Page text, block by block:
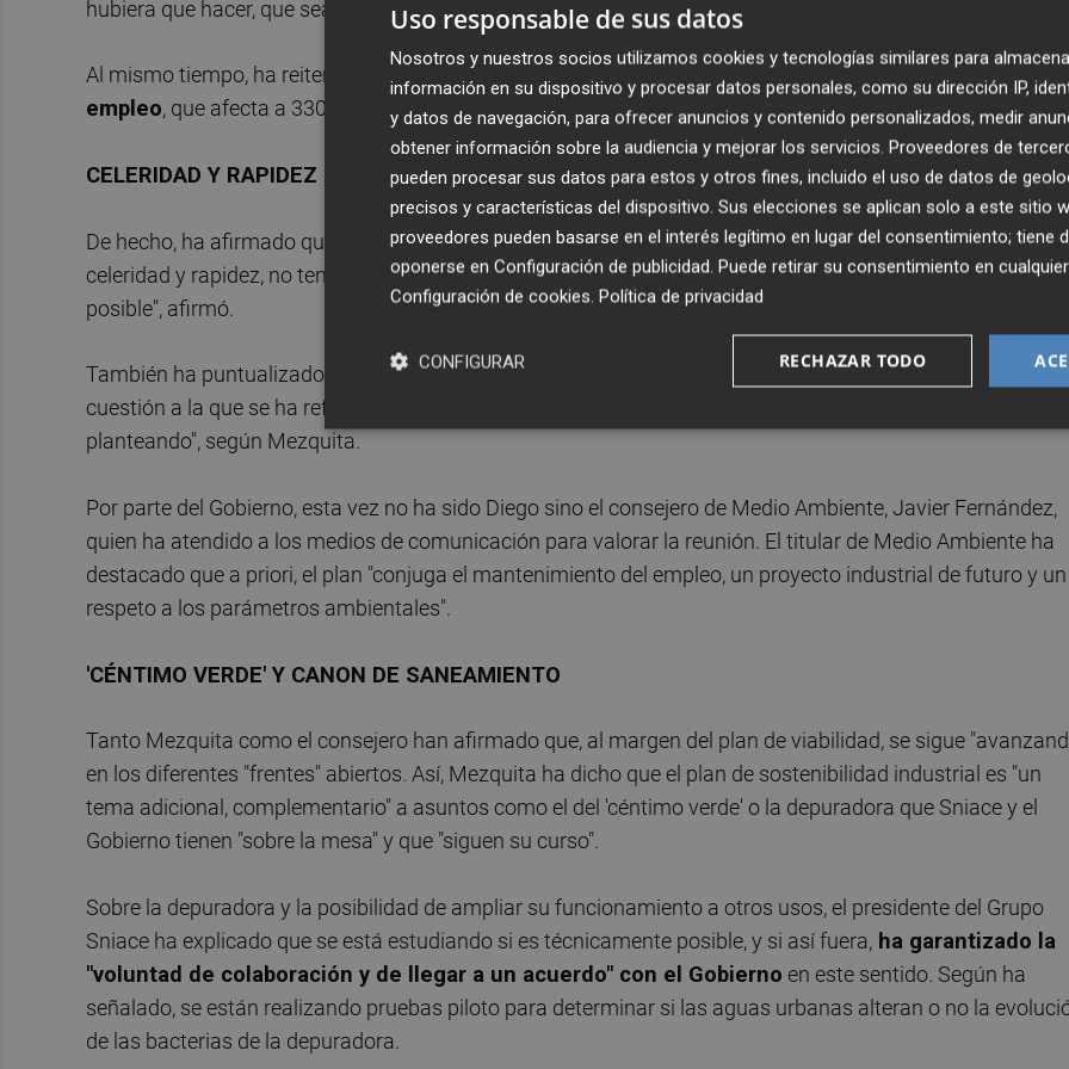
hubiera que hacer, que sea el menor posible".
Al mismo tiempo, ha reiterado su intención de
no agotar los plazos del expediente de regulación de
empleo, que afecta a 330 trabajadores durante seis meses y acaba en julio.
CELERIDAD Y RAPIDEZ
De hecho, ha afirmado que su prioridad es acortar los plazos lo máximo posible. "Estamos trabajando con
celeridad y rapidez, no tenemos un plazo fijo pero estamos intentado por todos los medios que sea el
posible", afirmó.
También ha puntualizado que Sniace "no tiene ninguna intención" de especular con los terrenos, una
cuestión a la que se ha referido el alcalde de Torrelavega, Ildefonso Calderón, y que Sniace "no se está
planteando", según Mezquita.
Por parte del Gobierno, esta vez no ha sido Diego sino el consejero de Medio Ambiente, Javier Fernández,
quien ha atendido a los medios de comunicación para valorar la reunión. El titular de Medio Ambiente ha
destacado que a priori, el plan "conjuga el mantenimiento del empleo, un proyecto industrial de futuro y un
respeto a los parámetros ambientales".
'CÉNTIMO VERDE' Y CANON DE SANEAMIENTO
Tanto Mezquita como el consejero han afirmado que, al margen del plan de viabilidad, se sigue
en los diferentes "frentes" abiertos. Así, Mezquita ha dicho que el plan de sostenibilidad industrial es "un
tema adicional, complementario" a asuntos como el del 'céntimo verde' o la depuradora que Sniace y el
Gobierno tienen "sobre la mesa" y que "siguen su curso".
Sobre la depuradora y la posibilidad de ampliar su funcionamiento a otros usos, el presidente del Grupo
Sniace ha explicado que se está estudiando si es técnicamente posible, y si así fuera, ha garantizado la
"voluntad de colaboración y de llegar a un acuerdo" con el Gobierno en este sentido. Según ha
señalado, se están realizando pruebas piloto para determinar si las aguas urbanas alteran o no la
de las bacterias de la depuradora.
Uso responsable de sus datos
Nosotros y nuestros socios utilizamos cookies y tecnologías similares para
información en su dispositivo y procesar datos personales, como su dirección IP,
y datos de navegación, para ofrecer anuncios y contenido personalizados, medir
obtener información sobre la audiencia y mejorar los servicios. Proveedores de
pueden procesar sus datos para estos y otros fines, incluido el uso de datos de
precisos y características del dispositivo. Sus elecciones se aplican solo a este sitio
proveedores pueden basarse en el interés legítimo en lugar del consentimiento; tiene
oponerse en Configuración de publicidad. Puede retirar su consentimiento en
Configuración de cookies. Política de privacidad
RECHAZAR TODO
CONFIGURAR